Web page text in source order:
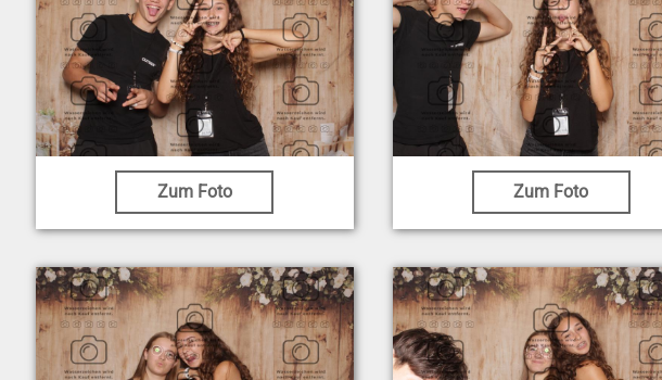
Zum Foto Zum Foto